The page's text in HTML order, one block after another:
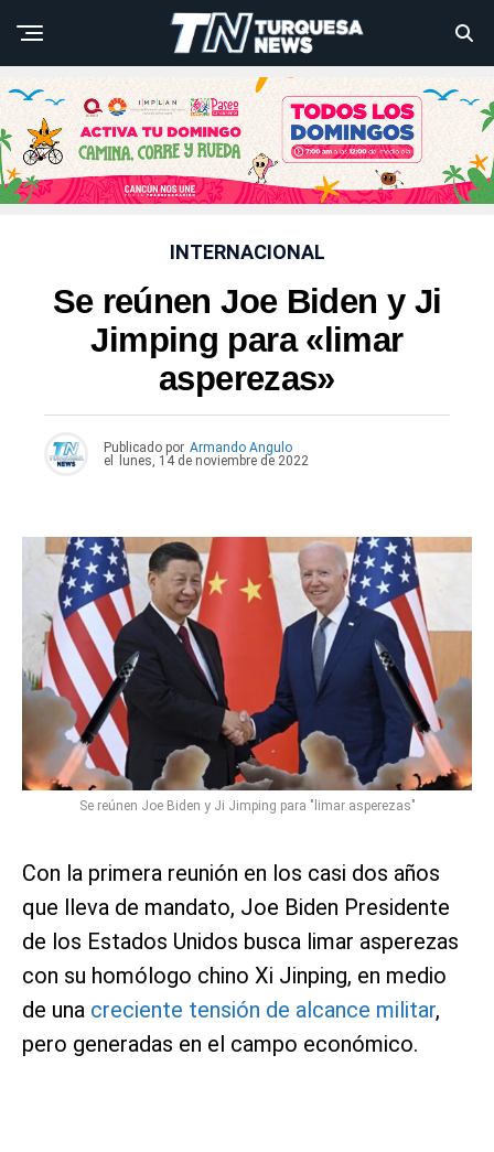
INTERNACIONAL
Se reúnen Joe Biden y Ji
Jimping para «limar
asperezas»
Publicado por Armando Angulo
el
lunes, 14 de noviembre de 2022
Se reúnen Joe Biden y Ji Jimping para "limar asperezas"
Con la primera reunión en los casi dos años
que lleva de mandato, Joe Biden Presidente
de los Estados Unidos busca limar asperezas
con su homólogo chino Xi Jinping, en medio
de una creciente tensión de alcance militar,
pero generadas en el campo económico.